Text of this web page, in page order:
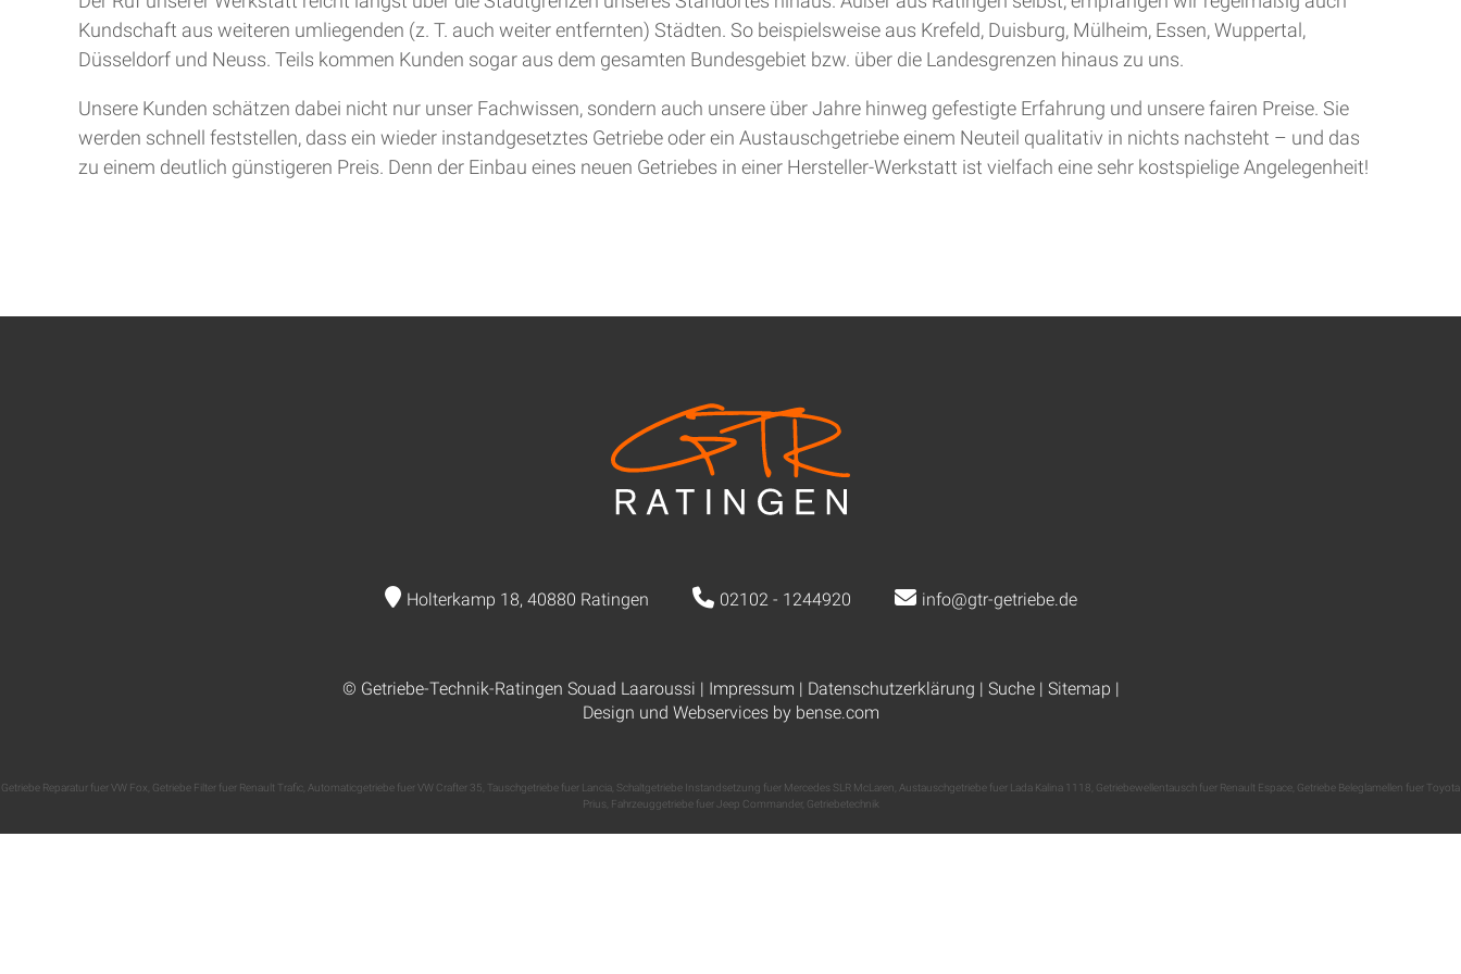
Kundschaft aus weiteren umliegenden (z. T. auch weiter entfernten) Städten. So beispielsweise aus Krefeld, Duisburg, Mülheim, Essen, Wuppertal,
Düsseldorf und Neuss. Teils kommen Kunden sogar aus dem gesamten Bundesgebiet bzw. über die Landesgrenzen hinaus zu uns.
Unsere Kunden schätzen dabei nicht nur unser Fachwissen, sondern auch unsere über Jahre hinweg gefestigte Erfahrung und unsere fairen Preise. Sie
werden schnell feststellen, dass ein wieder instandgesetztes Getriebe oder ein Austauschgetriebe einem Neuteil qualitativ in nichts nachsteht – und das
zu einem deutlich günstigeren Preis. Denn der Einbau eines neuen Getriebes in einer Hersteller-Werkstatt ist vielfach eine sehr kostspielige Angelegenheit!
Holterkamp 18, 40880 Ratingen 02102 - 1244920 info@gtr-getriebe.de
© Getriebe-Technik-Ratingen Souad Laaroussi | Impressum | Datenschutzerklärung | Suche| Sitemap |
Design und Webservices by bense.com
Getriebe Reparatur fuer VW Fox Getriebe Filter fuer Renault Trafic Automaticgetriebe fuer VW Crafter 35 Tauschgetriebe fuer Lancia Schaltgetriebe Instandsetzung fuer Mercedes SLR McLaren Austauschgetriebe fuer Lada Kalina 1118 Getriebewellentausch fuer Renault Espace Getriebe Beleglamellen fuer Toyota
Prius Fahrzeuggetriebe fuer Jeep Commander, Getriebetechnik